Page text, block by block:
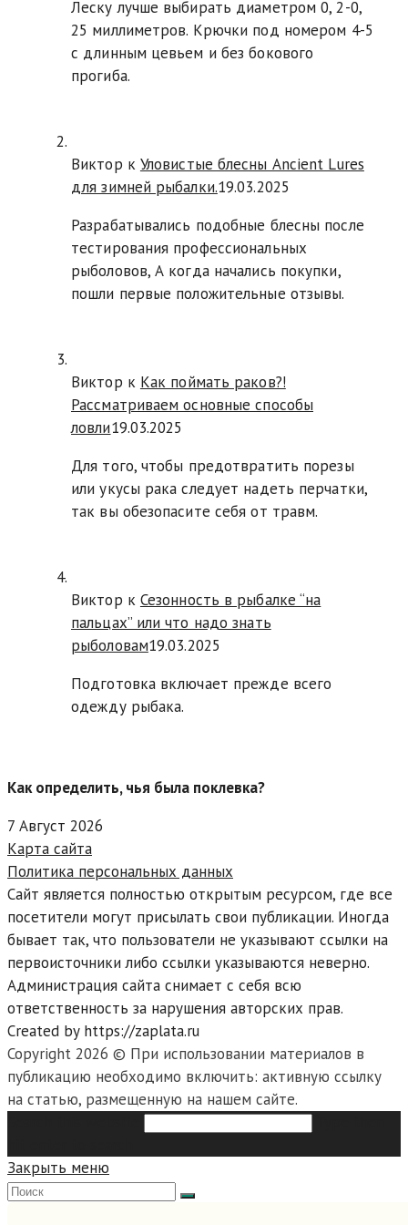
Леску лучше выбирать диаметром 0, 2-0,
25 миллиметров. Крючки под номером 4-5
с длинным цевьем и без бокового
прогиба.
Виктор к Уловистые блесны Ancient Lures
для зимней рыбалки.19.03.2025
Разрабатывались подобные блесны после
тестирования профессиональных
рыболовов, А когда начались покупки,
пошли первые положительные отзывы.
Виктор к Как поймать раков?!
Рассматриваем основные способы
ловли19.03.2025
Для того, чтобы предотвратить порезы
или укусы рака следует надеть перчатки,
так вы обезопасите себя от травм.
Виктор к Сезонность в рыбалке “на
пальцах” или что надо знать
рыболовам19.03.2025
Подготовка включает прежде всего
одежду рыбака.
Как определить, чья была поклевка?
7 Август 2026
Карта сайта
Политика персональных данных
Сайт является полностью открытым ресурсом, где все
посетители могут присылать свои публикации. Иногда
бывает так, что пользователи не указывают ссылки на
первоисточники либо ссылки указываются неверно.
Администрация сайта снимает с себя всю
ответственность за нарушения авторских прав.
Created by https://zaplata.ru
Copyright 2026 © При использовании материалов в
публикацию необходимо включить: активную ссылку
на статью, размещенную на нашем сайте.
Закрыть меню